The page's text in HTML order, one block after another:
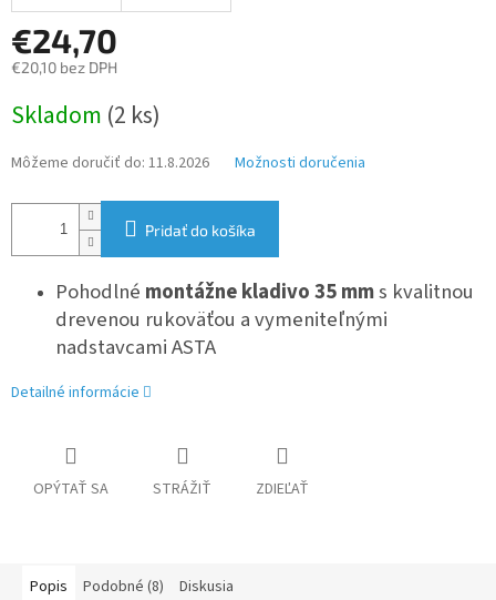
€24,70
€20,10 bez DPH
cena:
Skladom (2 ks)
Môžeme doručiť do: 11.8.2026 Možnosti doručenia
Pridať do košíka
Pohodlné montážne kladivo 35 mms kvalitnou
drevenou rukoväťou a vymeniteľnými
nadstavcami ASTA
Detailné informácie
OPÝTAŤ SA STRÁŽIŤ ZDIEĽAŤ
Popis Podobné (8) Diskusia